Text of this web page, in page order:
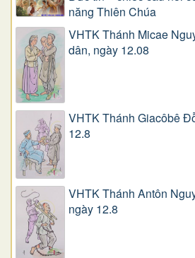
năng Thiên Chúa
VHTK Thánh Micae
dân, ngày 12.08
VHTK Thánh Giacôbê
12.8
VHTK Thánh Antôn
ngày 12.8